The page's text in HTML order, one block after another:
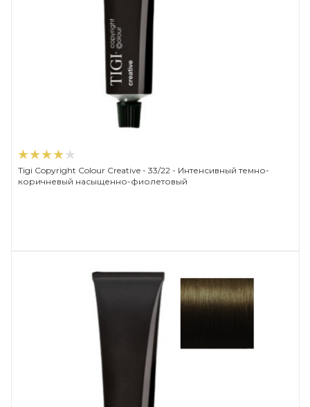
Tigi Copyright Сolour Creative - 33/22 - Интенсивный темно-
коричневый насыщенно-фиолетовый